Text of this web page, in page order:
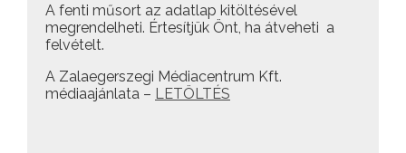
A fenti műsort az adatlap kitöltésével
megrendelheti. Értesítjük Önt, ha átveheti a
felvételt.
A Zalaegerszegi Médiacentrum Kft.
médiaajánlata – LETÖLTÉS